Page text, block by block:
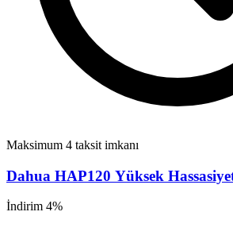
Maksimum 4 taksit imkanı
Dahua HAP120 Yüksek
İndirim 4%